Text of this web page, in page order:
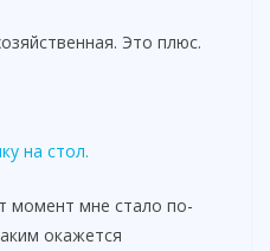
Это плюс.
на стол.
момент мне стало по-
окажется